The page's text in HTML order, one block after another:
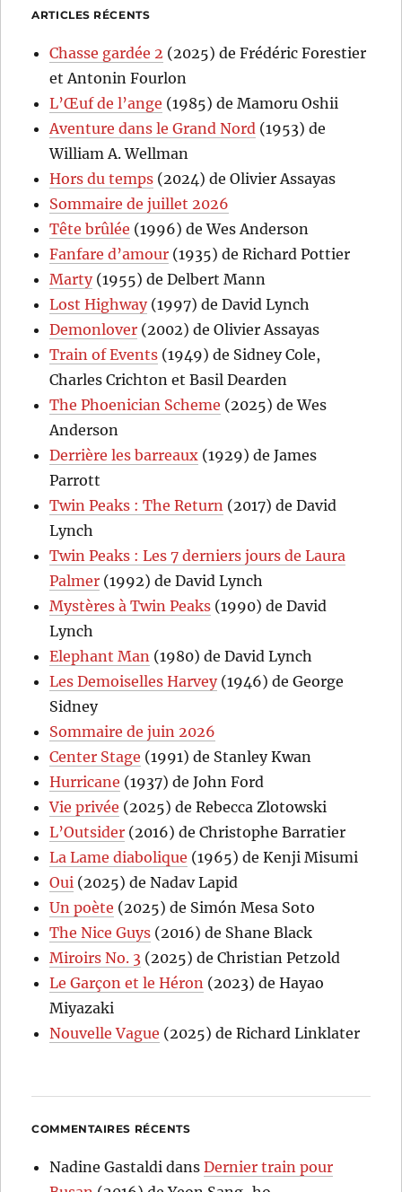
ARTICLES RÉCENTS
Chasse gardée 2 (2025) de Frédéric Forestier
et Antonin Fourlon
L’Œuf de l’ange (1985) de Mamoru Oshii
Aventure dans le Grand Nord (1953) de
William A. Wellman
Hors du temps (2024) de Olivier Assayas
Sommaire de juillet 2026
Tête brûlée (1996) de Wes Anderson
Fanfare d’amour (1935) de Richard Pottier
Marty(1955) de Delbert Mann
Lost Highway(1997) de David Lynch
Demonlover (2002) de Olivier Assayas
Train of Events (1949) de Sidney Cole,
Charles Crichton et Basil Dearden
The Phoenician Scheme (2025) de Wes
Anderson
Derrière les barreaux (1929) de James
Parrott
Twin Peaks : The Return (2017) de David
Lynch
Twin Peaks : Les 7 derniers jours de Laura
Palmer (1992) de David Lynch
Mystères à Twin Peaks (1990) de David
Lynch
Elephant Man (1980) de David Lynch
Les Demoiselles Harvey(1946) de George
Sidney
Sommaire de juin 2026
Center Stage (1991) de Stanley Kwan
Hurricane (1937) de John Ford
Vie privée (2025) de Rebecca Zlotowski
L’Outsider (2016) de Christophe Barratier
La Lame diabolique (1965) de Kenji Misumi
Oui (2025) de Nadav Lapid
Un poète (2025) de Simón Mesa Soto
The Nice Guys (2016) de Shane Black
Miroirs No. 3 (2025) de Christian Petzold
Le Garçon et le Héron (2023) de Hayao
Miyazaki
Nouvelle Vague (2025) de Richard Linklater
COMMENTAIRES RÉCENTS
Nadine Gastaldi dansDernier train pour